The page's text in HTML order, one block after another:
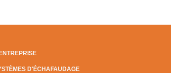
D'ÉCHAFAUDAGE